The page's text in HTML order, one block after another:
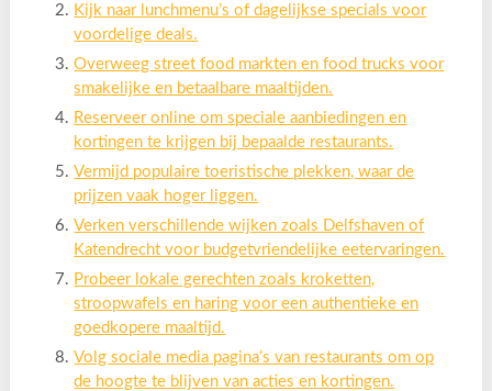
Kijk naar lunchmenu’s of dagelijkse specials voor
voordelige deals.
Overweeg street food markten en food trucks voor
smakelijke en betaalbare maaltijden.
Reserveer online om speciale aanbiedingen en
kortingen te krijgen bij bepaalde restaurants.
Vermijd populaire toeristische plekken, waar de
prijzen vaak hoger liggen.
Verken verschillende wijken zoals Delfshaven of
Katendrecht voor budgetvriendelijke eetervaringen.
Probeer lokale gerechten zoals kroketten,
stroopwafels en haring voor een authentieke en
goedkopere maaltijd.
Volg sociale media pagina’s van restaurants om op
de hoogte te blijven van acties en kortingen.